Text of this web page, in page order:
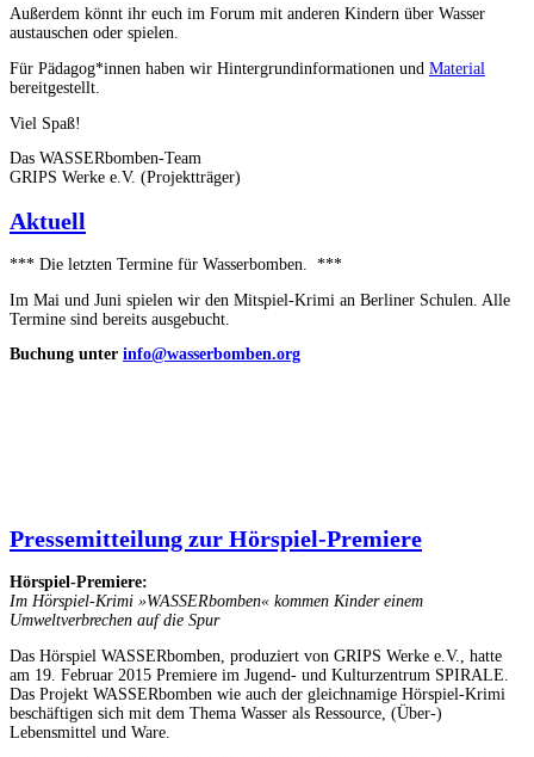
Außerdem könnt ihr euch im Forum mit anderen Kindern über Wasser
austauschen oder spielen.
Für Pädagog*innen haben wir Hintergrundinformationen und Material
bereitgestellt.
Viel Spaß!
Das WASSERbomben-Team
GRIPS Werke e.V. (Projektträger)
Aktuell
*** Die letzten Termine für Wasserbomben. ***
Im Mai und Juni spielen wir den Mitspiel-Krimi an Berliner Schulen. Alle
Termine sind bereits ausgebucht.
Buchung unter info@wasserbomben.org
Pressemitteilung zur Hörspiel-Premiere
Hörspiel-Premiere:
Im Hörspiel-Krimi »WASSERbomben« kommen Kinder einem
Umweltverbrechen auf die Spur
Das Hörspiel WASSERbomben, produziert von GRIPS Werke e.V., hatte
am 19. Februar 2015 Premiere im Jugend- und Kulturzentrum SPIRALE.
Das Projekt WASSERbomben wie auch der gleichnamige Hörspiel-Krimi
beschäftigen sich mit dem Thema Wasser als Ressource, (Über-)
Lebensmittel und Ware.